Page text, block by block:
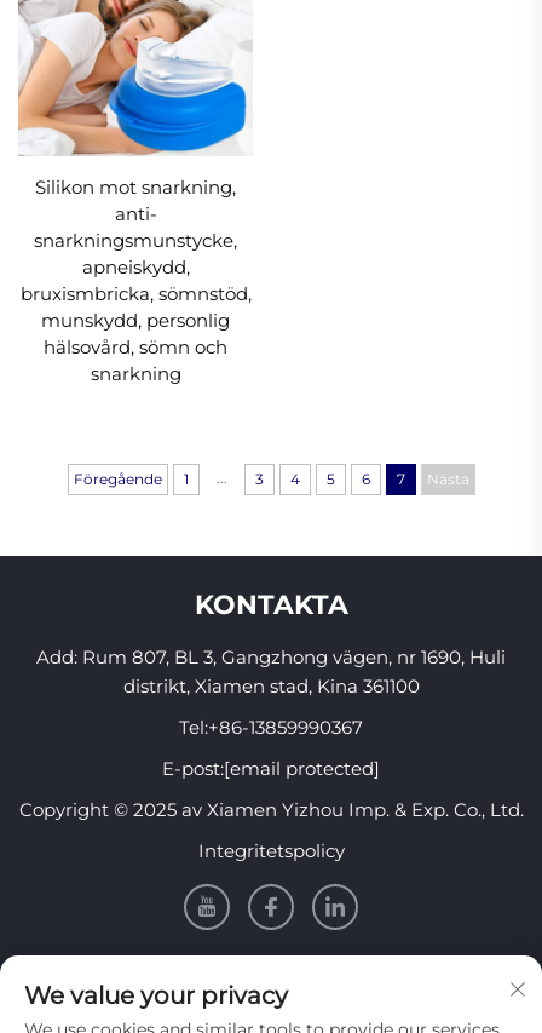
Silikon mot snarkning,
anti-
snarkningsmunstycke,
apneiskydd,
bruxismbricka, sömnstöd,
munskydd, personlig
hälsovård, sömn och
snarkning
Föregående 1 3 4 5 6 7 Nästa
KONTAKTA
Add: Rum 807, BL 3, Gangzhong vägen, nr 1690, Huli
distrikt, Xiamen stad, Kina 361100
Tel:+86-13859990367
E-post:[email protected]
Copyright © 2025 av Xiamen Yizhou Imp. & Exp. Co., Ltd.
Integritetspolicy
INFORMATION
We value your privacy